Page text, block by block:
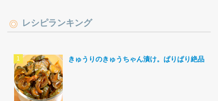
レシピランキング
きゅうりのきゅうちゃん漬け。ぱりぱり絶品。